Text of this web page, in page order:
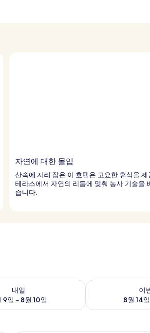
자연에 대한 몰입
산속에 자리 잡은 이 호텔은 고요한 휴식을
테라스에서 자연의 리듬에 맞춰 농사 기술을
습니다.
내일
9일 ~ 8월 10일
부 확인, 8월 9일 ~ 8월 10일
이
8월 14
이번 주말 예약 가